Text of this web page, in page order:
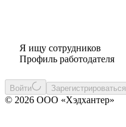
Я ищу сотрудников
Профиль работодателя
Войти Зарегистрироваться
© 2026 ООО «Хэдхантер»